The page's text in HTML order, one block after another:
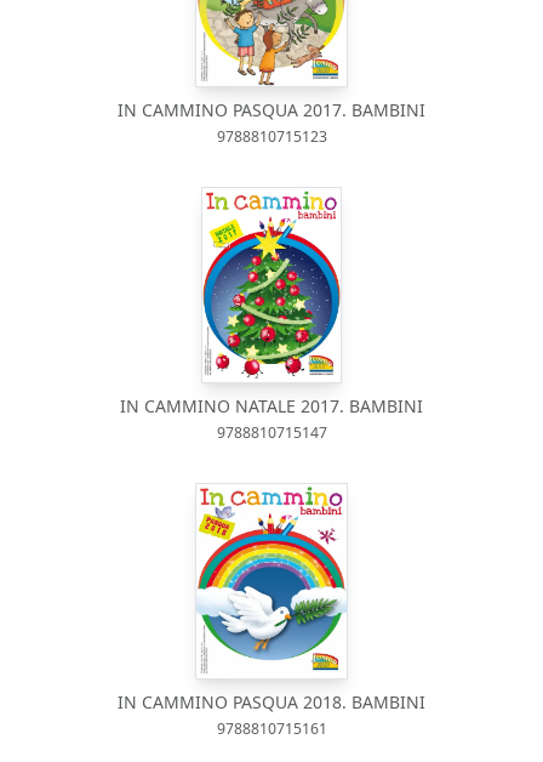
IN CAMMINO PASQUA 2017. BAMBINI
9788810715123
IN CAMMINO NATALE 2017. BAMBINI
9788810715147
IN CAMMINO PASQUA 2018. BAMBINI
9788810715161